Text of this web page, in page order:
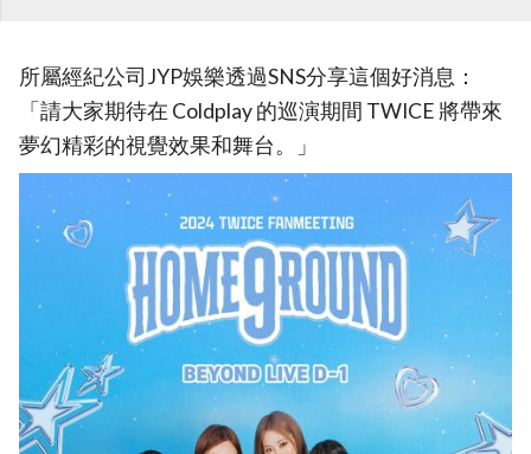
所屬經紀公司JYP娛樂透過SNS分享這個好消息：
「請大家期待在 Coldplay 的巡演期間 TWICE 將帶來
夢幻精彩的視覺效果和舞台。」